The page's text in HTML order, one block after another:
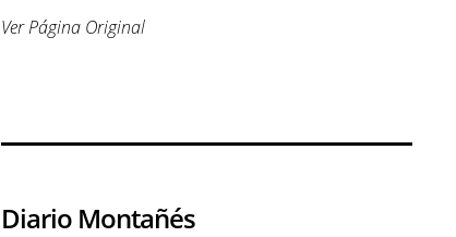
Ver Página Original
Diario Montañés